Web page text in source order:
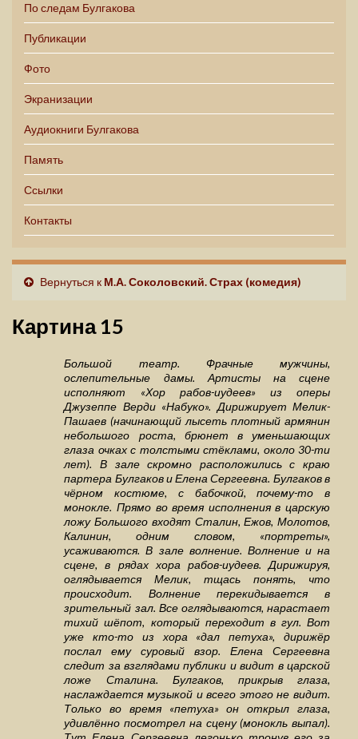
По следам Булгакова
Публикации
Фото
Экранизации
Аудиокниги Булгакова
Память
Ссылки
Контакты
Вернуться к М.А. Соколовский. Страх (комедия)
Картина 15
Большой театр. Фрачные мужчины,
ослепительные дамы. Артисты на сцене
исполняют «Хор рабов-иудеев» из оперы
Джузеппе Верди «Набуко». Дирижирует Мелик-
Пашаев (начинающий лысеть плотный армянин
небольшого роста, брюнет в уменьшающих
глаза очках с толстыми стёклами, около 30-ти
лет). В зале скромно расположились с краю
партера Булгаков и Елена Сергеевна. Булгаков в
чёрном костюме, с бабочкой, почему-то в
монокле. Прямо во время исполнения в царскую
ложу Большого входят Сталин, Ежов, Молотов,
Калинин, одним словом, «портреты»,
усаживаются. В зале волнение. Волнение и на
сцене, в рядах хора рабов-иудеев. Дирижируя,
оглядывается Мелик, тщась понять, что
происходит. Волнение перекидывается в
зрительный зал. Все оглядываются, нарастает
тихий шёпот, который переходит в гул. Вот
уже кто-то из хора «дал петуха», дирижёр
послал ему суровый взор. Елена Сергеевна
следит за взглядами публики и видит в царской
ложе Сталина. Булгаков, прикрыв глаза,
наслаждается музыкой и всего этого не видит.
Только во время «петуха» он открыл глаза,
удивлённо посмотрел на сцену (монокль выпал).